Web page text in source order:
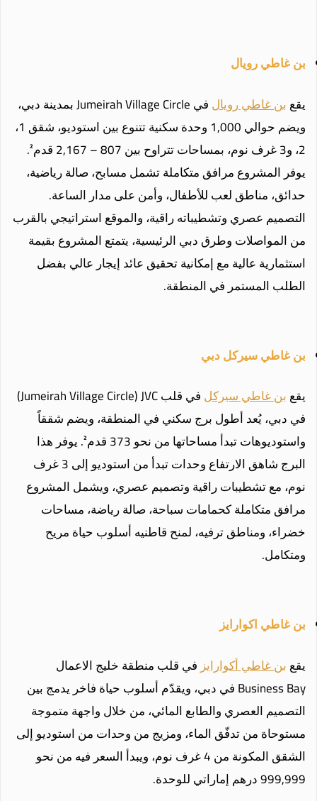
بن غاطي رويال
يقعبن غاطي رويال
في Jumeirah Village Circle بمدينة دبي،
ويضم حوالي 1,000 وحدة سكنية تتنوع بين استوديو، شقق 1،
2، و3 غرف نوم، بمساحات تتراوح بين 807 – 2,167 قدم².
يوفر المشروع مرافق متكاملة تشمل مسابح، صالة رياضية،
حدائق، مناطق لعب للأطفال، وأمن على مدار الساعة.
التصميم عصري وتشطيباته راقية، والموقع استراتيجي بالقرب
من المواصلات وطرق دبي الرئيسية، يتمتع المشروع بقيمة
استثمارية عالية مع إمكانية تحقيق عائد إيجار عالي بفضل
الطلب المستمر في المنطقة.
بن غاطي سيركل دبي
يقعبن غاطي سيركل
في قلب Jumeirah Village Circle) JVC)
في دبي، يُعد أطول برج سكني في المنطقة، ويضم شققاً
واستوديوهات تبدأ مساحاتها من نحو 373 قدم². يوفر هذا
البرج شاهق الارتفاع وحدات تبدأ من استوديو إلى 3 غرف
نوم، مع تشطيبات راقية وتصميم عصري، ويشمل المشروع
مرافق متكاملة كحمامات سباحة، صالة رياضة، مساحات
خضراء، ومناطق ترفيه، لمنح قاطنيه أسلوب حياة مريح
ومتكامل.
بن غاطي اكوارايز
يقعبن غاطي أكوارايزفي قلب منطقة خليج الاعمال
Business Bay في دبي، ويقدّم أسلوب حياة فاخر يدمج بين
التصميم العصري والطابع المائي، من خلال واجهة متموجة
مستوحاة من تدفّق الماء، ومزيج من وحدات من استوديو إلى
الشقق المكونة من 4 غرف نوم، ويبدأ السعر فيه من نحو
999,999 درهم إماراتي للوحدة.